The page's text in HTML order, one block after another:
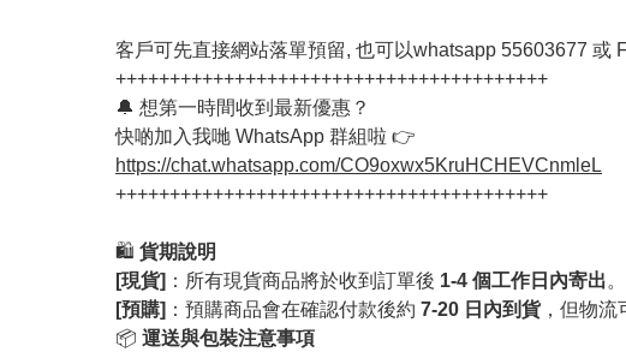
客戶可先直接網站落單預留, 也可以whatsapp 55603677 或
++++++++++++++++++++++++++++++++++++++++
🔔 想第一時間收到最新優惠？
快啲加入我哋 WhatsApp 群組啦 👉
https://chat.whatsapp.com/CO9oxwx5KruHCHEVCnmleL
++++++++++++++++++++++++++++++++++++++++
🛍️ 貨期說明
[現貨] ：所有現貨商品將於收到訂單後 1-4 個工作日內寄出。
[預購] ：預購商品會在確認付款後約 7-20 日內到貨，但物流
📦 運送與包裝注意事項